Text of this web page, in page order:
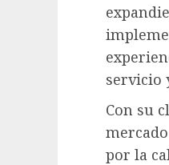
servicio
Con su
por la